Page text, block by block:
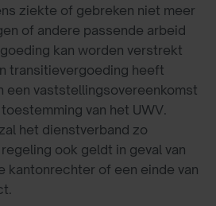
ziekte of gebreken niet meer
of andere passende arbeid
kan worden verstrekt
transitievergoeding heeft
een vaststellingsovereenkomst
van het UWV.
het dienstverband zo
ook geldt in geval van
kantonrechter of een einde van